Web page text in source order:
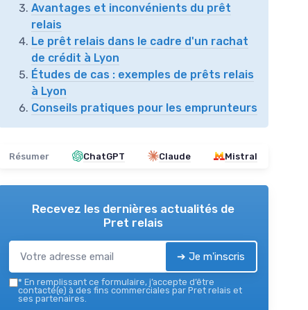
Avantages et inconvénients du prêt
relais
Le prêt relais dans le cadre d'un rachat
de crédit à Lyon
Études de cas : exemples de prêts relais
à Lyon
Conseils pratiques pour les emprunteurs
Résumer ChatGPT Claude Mistral
Recevez les dernières actualités de
Pret relais
➔ Je m'inscris
* En remplissant ce formulaire, j’accepte d’être
contacté(e) à des fins commerciales par Pret relais et
ses partenaires.